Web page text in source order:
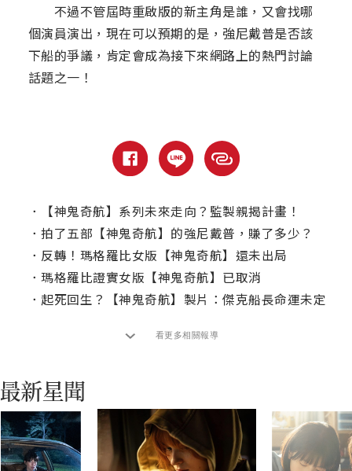
不過不管屆時重啟版的新主角是誰，又會找哪
個演員演出，現在可以預期的是，強尼戴普是否該
下船的爭議，肯定會成為接下來網路上的熱門討論
話題之一！
．
【神鬼奇航】系列未來走向？監製親揭計畫！
． 拍了五部【神鬼奇航】的強尼戴普，賺了多少？
． 反轉！瑪格羅比女版【神鬼奇航】還未出局
． 瑪格羅比證實女版【神鬼奇航】已取消
． 起死回生？【神鬼奇航】製片：傑克船長命運未定
看更多相關報導